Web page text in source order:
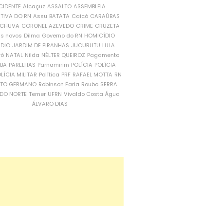
Alcaçuz ASSALTO ASSEMBLEIA
DO RN Assu BATATA Caicó CARAÚBAS
CORONEL AZEVEDO CRIME CRUZETA
novos Dilma Governo do RN HOMICÍDIO
JARDIM DE PIRANHAS JUCURUTU LULA
NATAL Nilda NÉLTER QUEIROZ Pagamento
PARELHAS Parnamirim POLÍCIA POLÍCIA
MILITAR Política PRF RAFAEL MOTTA RN
GERMANO Robinson Faria Roubo SERRA
NORTE Temer UFRN Vivaldo Costa Água
ÁLVARO DIAS